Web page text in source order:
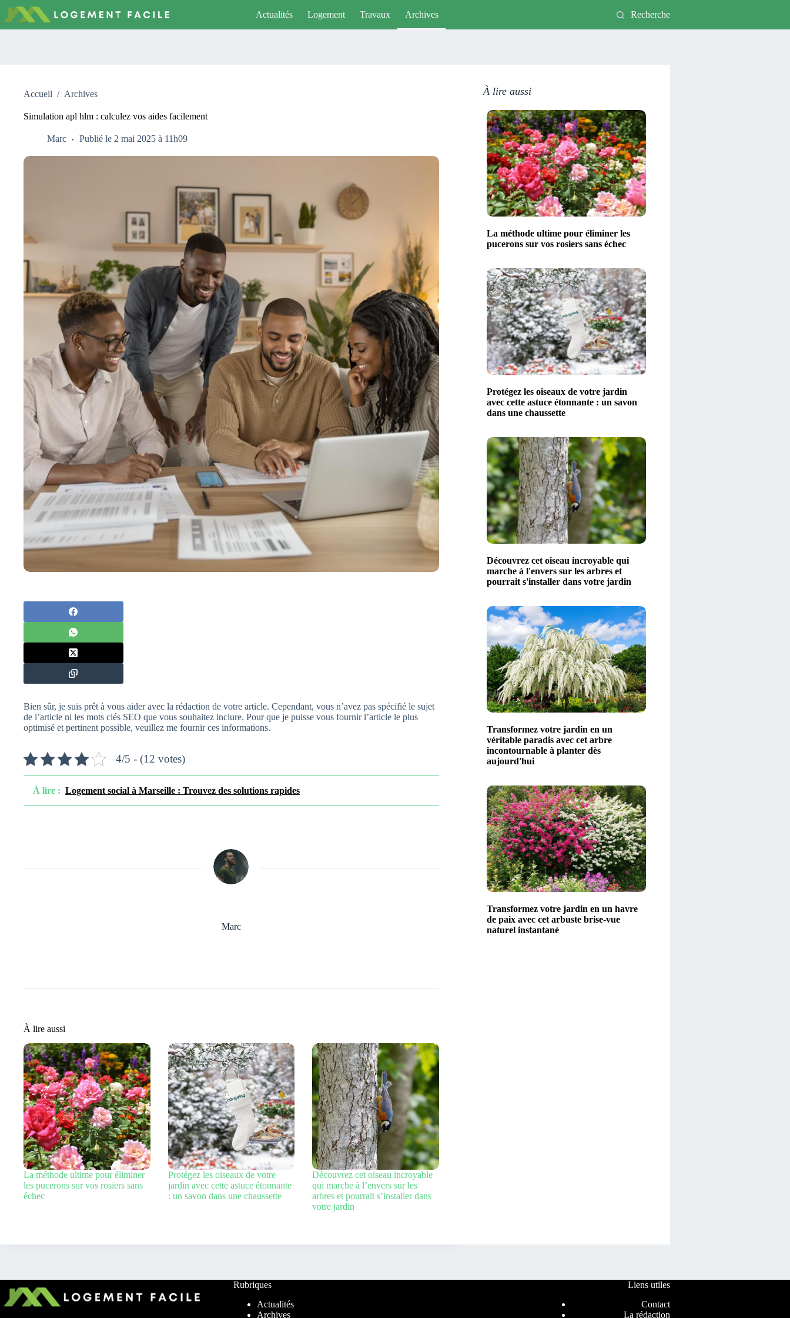
Passer
au
contenu
Actualités Logement Travaux Archives Recherche
Accueil / Archives
Simulation apl hlm : calculez vos aides facilement
Marc Publié le 2 mai 2025 à 11h09
Bien sûr, je suis prêt à vous aider avec la rédaction de votre article. Cependant, vous n’avez pas spécifié le sujet
de l’article ni les mots clés SEO que vous souhaitez inclure. Pour que je puisse vous fournir l’article le plus
optimisé et pertinent possible, veuillez me fournir ces informations.
4/5 - (12 votes)
À lire : Logement social à Marseille : Trouvez des solutions rapides
Marc
À lire aussi
La méthode ultime pour éliminer
les pucerons sur vos rosiers sans
échec
Protégez les oiseaux de votre
jardin avec cette astuce étonnante
: un savon dans une chaussette
Découvrez cet oiseau incroyable
qui marche à l’envers sur les
arbres et pourrait s’installer dans
votre jardin
À lire aussi
La méthode ultime pour éliminer les
pucerons sur vos rosiers sans échec
Protégez les oiseaux de votre jardin
avec cette astuce étonnante : un savon
dans une chaussette
Découvrez cet oiseau incroyable qui
marche à l'envers sur les arbres et
pourrait s'installer dans votre jardin
Transformez votre jardin en un
véritable paradis avec cet arbre
incontournable à planter dès
aujourd'hui
Transformez votre jardin en un havre
de paix avec cet arbuste brise-vue
naturel instantané
Rubriques
Actualités
Archives
Liens utiles
Contact
La rédaction